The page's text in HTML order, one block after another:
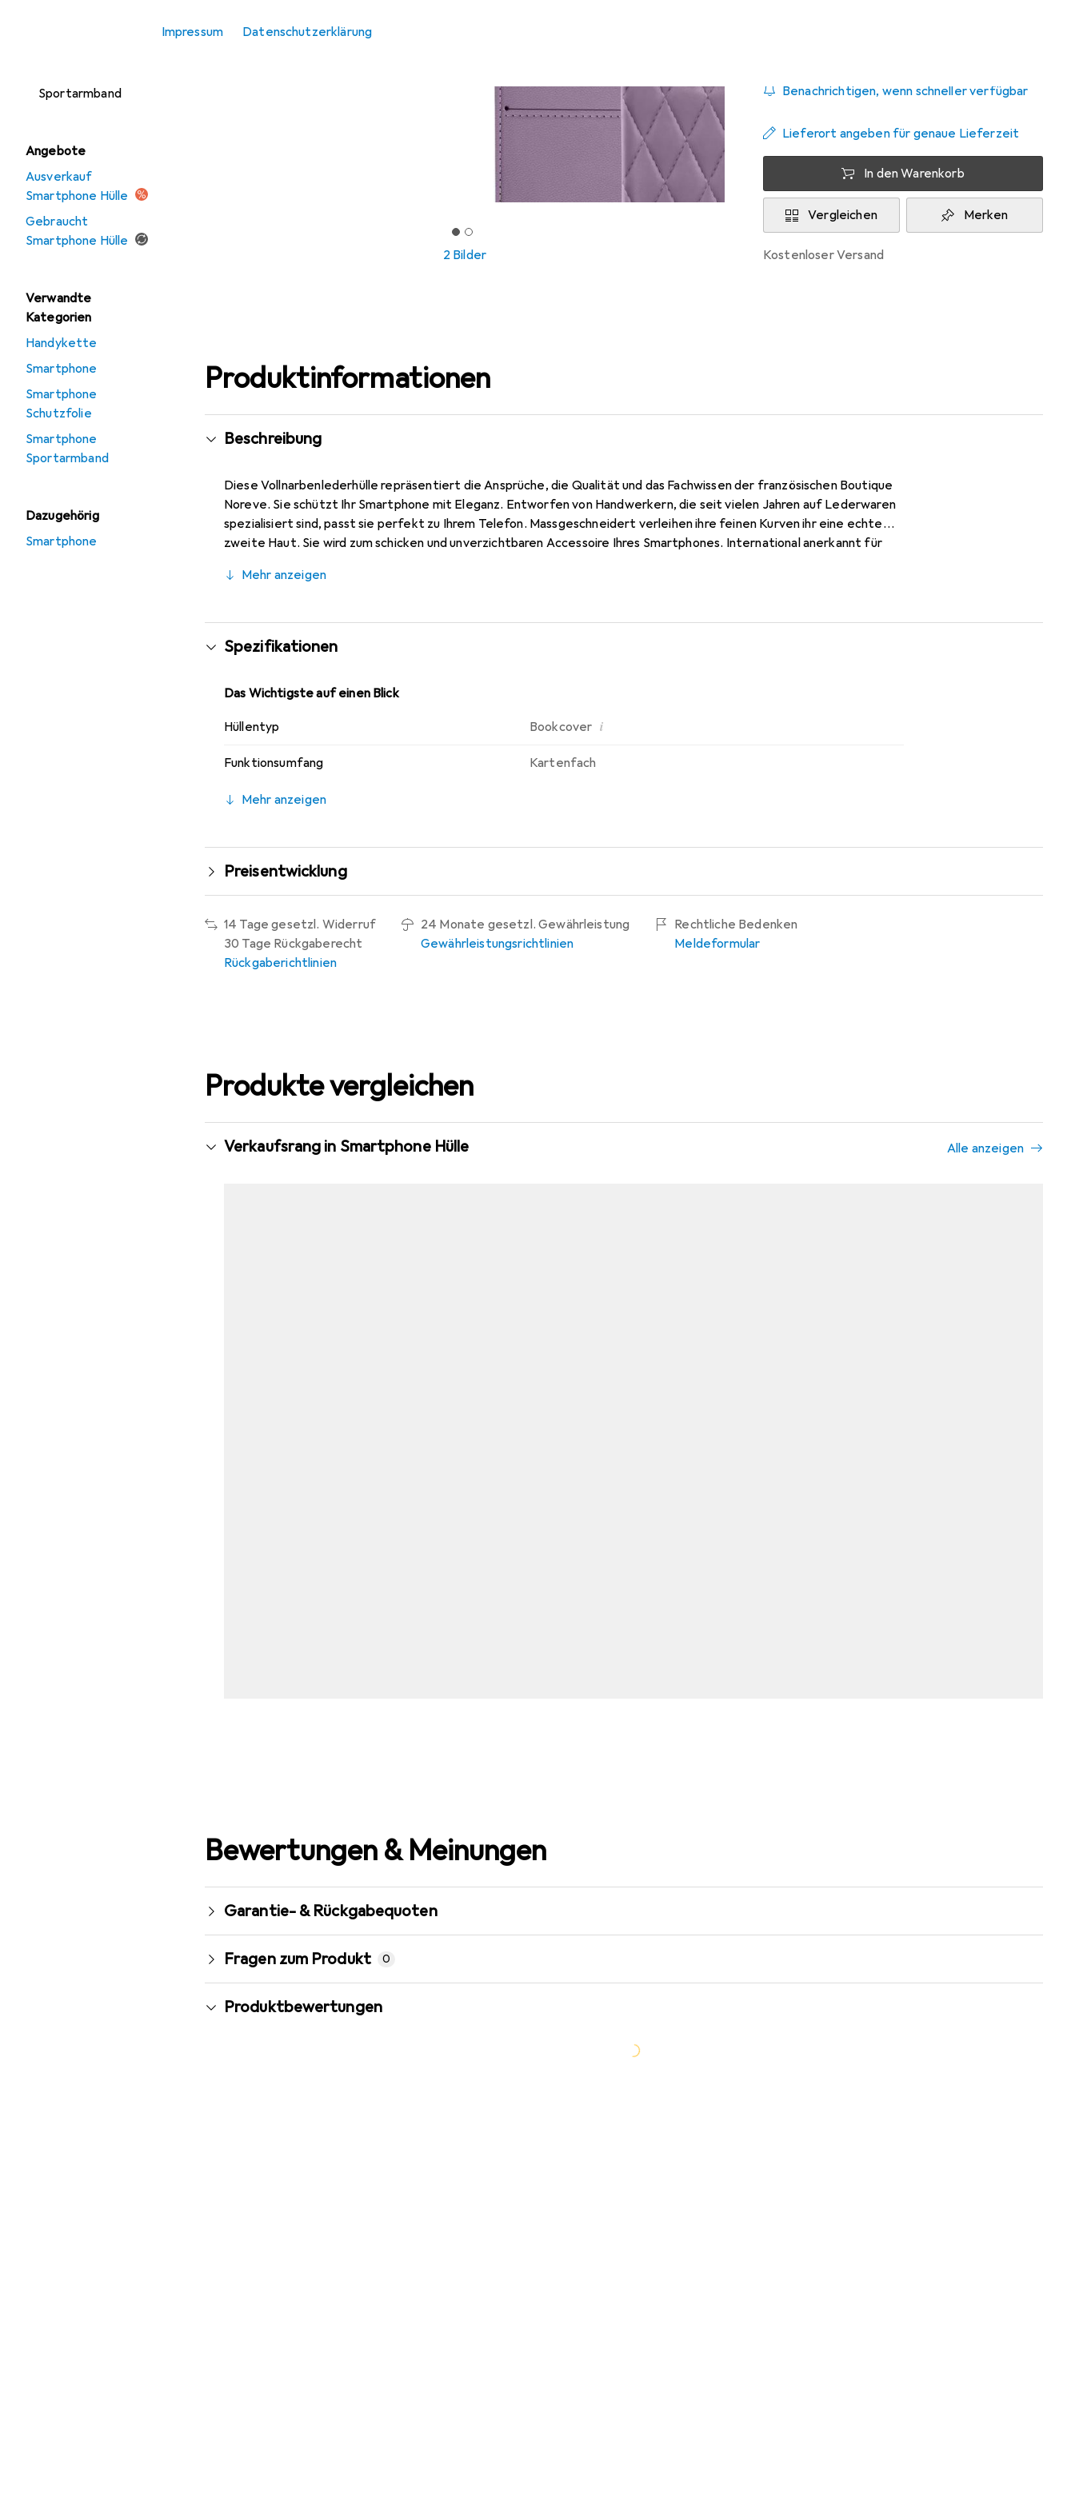
Impressum Datenschutzerklärung
Sportarmband
Angebote
Ausverkauf
Smartphone Hülle
Gebraucht
Smartphone Hülle
Verwandte
Kategorien
Handykette
Smartphone
Smartphone
Schutzfolie
Smartphone
Sportarmband
Dazugehörig
Smartphone
2 Bilder
Benachrichtigen, wenn schneller verfügbar
Lieferort angeben für genaue Lieferzeit
In den Warenkorb
Vergleichen Merken
kostenloser Versand
Produktinformationen
Beschreibung
Diese Vollnarbenlederhülle repräsentiert die Ansprüche, die Qualität und das Fachwissen der französischen Boutique
Noreve. Sie schützt Ihr Smartphone mit Eleganz. Entworfen von Handwerkern, die seit vielen Jahren auf Lederwaren
spezialisiert sind, passt sie perfekt zu Ihrem Telefon. Massgeschneidert verleihen ihre feinen Kurven ihr eine echte
zweite Haut. Sie wird zum schicken und unverzichtbaren Accessoire Ihres Smartphones. International anerkannt für
Mehr anzeigen
Spezifikationen
Das Wichtigste auf einen Blick
Hüllentyp Bookcover i
Funktionsumfang Kartenfach
Mehr anzeigen
Preisentwicklung
14 Tage gesetzl. Widerruf
30 Tage Rückgaberecht
Rückgaberichtlinien
24 Monate gesetzl. Gewährleistung
Gewährleistungsrichtlinien
Rechtliche Bedenken
Meldeformular
Produkte vergleichen
Verkaufsrang in Smartphone Hülle Alle anzeigen
Bewertungen & Meinungen
Garantie- & Rückgabequoten
Fragen zum Produkt 0
Produktbewertungen